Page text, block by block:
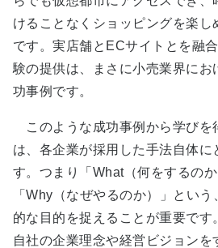
けることなくショッピングを楽
です。実店舗とECサイトとを融
験の提供は、まさに小売業界に
功事例です。
このような成功事例から学びを
は、各企業が採用した手法自体に
す。つまり「What（何をするのか
「Why（なぜやるのか）」とい
的な目的を捉えることが重要で
自社の企業理念や経営ビジョン